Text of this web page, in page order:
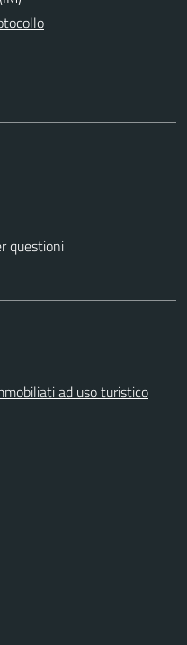
questioni
ad uso turistico